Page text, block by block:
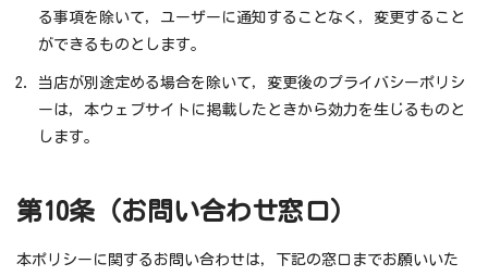
る事項を除いて，ユーザーに通知することなく，変更すること
ができるものとします。
当店が別途定める場合を除いて，変更後のプライバシーポリシ
ーは，本ウェブサイトに掲載したときから効力を生じるものと
します。
第10条（お問い合わせ窓口）
本ポリシーに関するお問い合わせは，下記の窓口までお願いいた